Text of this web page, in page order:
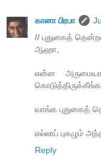
கானா பிரபா
// புதுகைத்
ஆஹா,
என்ன அருமையா
வாங்க புதுகைத்
எல்லாப் புகழும்
Reply